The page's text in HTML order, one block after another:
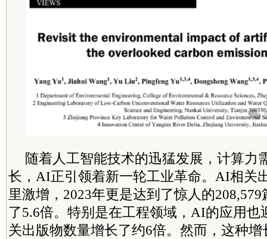
随着人工智能技术的迅猛发展，计算力
长，AI正引领着新一轮工业革命。AI相关
里激增，2023年更是达到了惊人的
了5.6倍。特别是在工程领域，AI的应用也
关出版物数量增长了约6倍。然而，这种